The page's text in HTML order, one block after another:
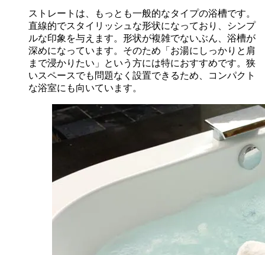
ストレートは、もっとも一般的なタイプの浴槽です。
直線的でスタイリッシュな形状になっており、シンプ
ルな印象を与えます。形状が複雑でないぶん、浴槽が
深めになっています。そのため「お湯にしっかりと肩
まで浸かりたい」という方には特におすすめです。狭
いスペースでも問題なく設置できるため、コンパクト
な浴室にも向いています。